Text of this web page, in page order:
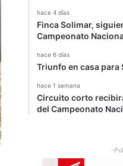
hace 4 días
Finca Solimar,
Campeonato
hace 6 días
Triunfo en casa para
hace 1 semana
Circuito corto
del Campeonato
-